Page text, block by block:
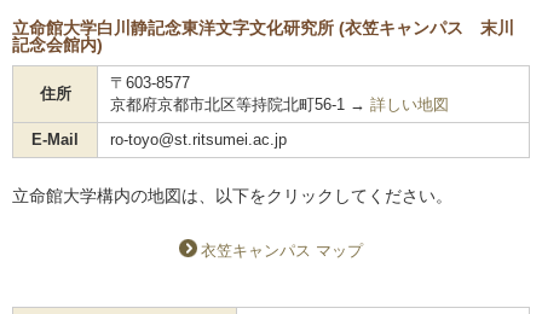
立命館大学白川静記念東洋文字文化研究所 (衣笠キャンパス 末川
記念会館内)
住所
〒603-8577
京都府京都市北区等持院北町56-1 → 詳しい地図
E-Mail
ro-toyo@st.ritsumei.ac.jp
立命館大学構内の地図は、以下をクリックしてください。
衣笠キャンパス マップ